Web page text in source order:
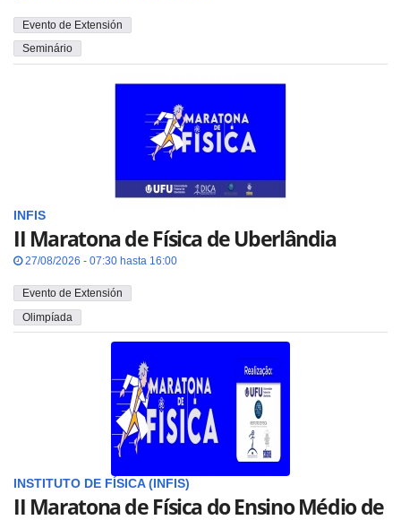
Evento de Extensión
Seminário
INFIS
II Maratona de Física de Uberlândia
27/08/2026 - 07:30 hasta 16:00
Evento de Extensión
Olimpíada
INSTITUTO DE FÍSICA (INFIS)
II Maratona de Física do Ensino Médio de